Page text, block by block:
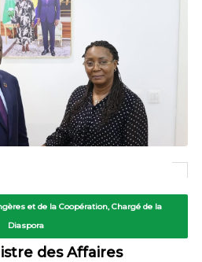
et de la Coopération, Chargé de la
Diaspora
des Affaires